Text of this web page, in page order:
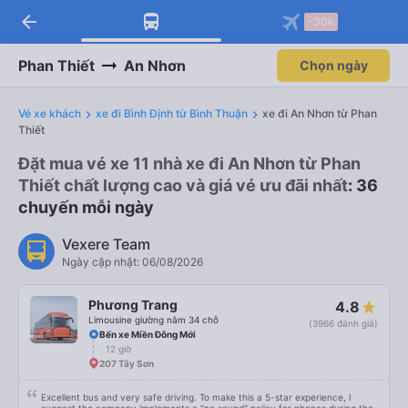
Tải app Vexere ngay!
Nhận ưu đãi thành viên độc
Mở app
Tải app Vexere
-30k/ghế khi đặt vé máy bay qua
Mở app
arrow_back -30k
Phan Thiết An Nhơn Chọn ngày
Vé xe khách xe đi Bình Định từ Bình Thuận
xe đi An Nhơn từ Phan
Thiết
Đặt mua vé xe 11 nhà xe đi An Nhơn từ Phan
Thiết chất lượng cao và giá vé ưu đãi nhất: 36
chuyến mỗi ngày
Vexere Team
Ngày cập nhật: 06/08/2026
Phương Trang
Limousine giường nằm 34 chỗ
4.8
(3966 đánh giá)
Bến xe Miền Đông Mới
12 giờ
207 Tây Sơn
Excellent bus and very safe driving. To make this a 5-star experience, I